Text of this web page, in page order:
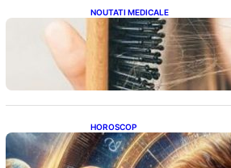
NOUTATI MEDICALE
Semnele unei
Impactul asupra
HOROSCOP
Portalul Leului 8/8:
Abundență pentru